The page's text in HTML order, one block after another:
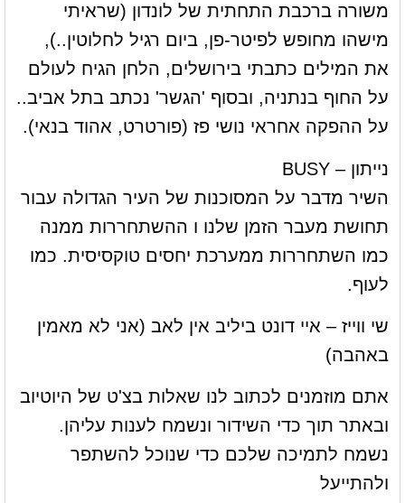
משורה ברכבת התחתית של לונדון (שראיתי
מישהו מחופש לפיטר-פן, ביום רגיל לחלוטין..),
את המילים כתבתי בירושלים, הלחן הגיח לעולם
על החוף בנתניה, ובסוף 'הגשר' נכתב בתל אביב..
על ההפקה אחראי נושי פז (פורטרט, אהוד בנאי).
נייתון – BUSY
השיר מדבר על המסוכנות של העיר הגדולה עבור
תחושת מעבר הזמן שלנו ו ההשתחררות ממנה
כמו השתחררות ממערכת יחסים טוקסיסית. כמו
לעוף.
שי ווייז – איי דונט ביליב אין לאב (אני לא מאמין
באהבה)
אתם מוזמנים לכתוב לנו שאלות בצ'ט של היוטיוב
ובאתר תוך כדי השידור ונשמח לענות עליהן.
נשמח לתמיכה שלכם כדי שנוכל להשתפר
ולהתייעל